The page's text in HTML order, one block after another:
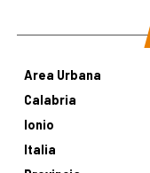
Area Urbana
Calabria
Ionio
Italia